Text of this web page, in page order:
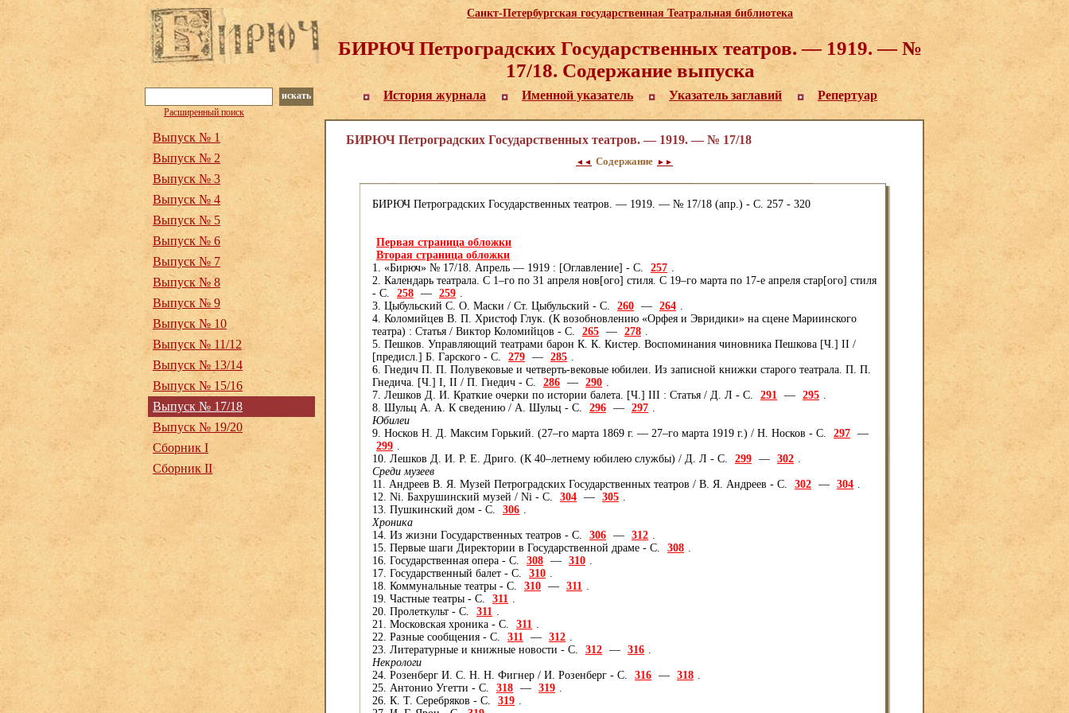
Санкт-Петербургская государственная Театральная библиотека
БИРЮЧ Петроградских Государственных театров. — 1919. — №
17/18. Содержание выпуска
История журнала Именной указатель Указатель заглавий Репертуар
искать
Расширенный поиск
БИРЮЧ Петроградских Государственных театров. — 1919. — № 17/18
◄◄ Содержание ►►
БИРЮЧ Петроградских Государственных театров. — 1919. — № 17/18 (апр.) - С. 257 - 320
Первая страница обложки
Вторая страница обложки
1. «Бирюч» № 17/18. Апрель –– 1919 : [Оглавление] - С.
257 .
2. Календарь театрала. С 1–го по 31 апреля нов[ого] стиля. С 19–го марта по 17-е апреля стар[ого] стиля
- С.
258 — 259 .
3. Цыбульский С. О. Маски / Ст. Цыбульский - С.
260 — 264 .
4. Коломийцев В. П. Христоф Глук. (К возобновлению «Орфея и Эвридики» на сцене Мариинского
театра) : Статья / Виктор Коломийцов - С.
265 — 278 .
5. Пешков. Управляющий театрами барон К. К. Кистер. Воспоминания чиновника Пешкова [Ч.] II /
[предисл.] Б. Гарского - С.
279 — 285 .
6. Гнедич П. П. Полувековые и четверть-вековые юбилеи. Из записной книжки старого театрала. П. П.
Гнедича. [Ч.] I, II / П. Гнедич - С.
286 — 290 .
7. Лешков Д. И. Краткие очерки по истории балета. [Ч.] III : Статья / Д. Л - С.
291 — 295 .
8. Шульц А. А. К сведению / А. Шульц - С.
296 — 297 .
Юбилеи
9. Носков Н. Д. Максим Горький. (27–го марта 1869 г. –– 27–го марта 1919 г.) / Н. Носков - С.
297 —
299 .
10. Лешков Д. И. Р. Е. Дриго. (К 40–летнему юбилею службы) / Д. Л - С.
299 — 302 .
Среди музеев
11. Андреев В. Я. Музей Петроградских Государственных театров / В. Я. Андреев - С.
302 — 304 .
12. Ni. Бахрушинский музей / Ni - С.
304 — 305 .
13. Пушкинский дом - С.
306 .
Хроника
14. Из жизни Государственных театров - С.
306 — 312 .
15. Первые шаги Директории в Государственной драме - С.
308 .
16. Государственная опера - С.
308 — 310 .
17. Государственный балет - С.
310 .
18. Коммунальные театры - С.
310 — 311 .
19. Частные театры - С.
311 .
20. Пролеткульт - С.
311 .
21. Московская хроника - С.
311 .
22. Разные сообщения - С.
311 — 312 .
23. Литературные и книжные новости - С.
312 — 316 .
Некрологи
24. Розенберг И. С. Н. Н. Фигнер / И. Розенберг - С.
316 — 318 .
25. Антонио Угетти - С.
318 — 319 .
26. К. Т. Серебряков - С.
319 .
Выпуск № 1
Выпуск № 2
Выпуск № 3
Выпуск № 4
Выпуск № 5
Выпуск № 6
Выпуск № 7
Выпуск № 8
Выпуск № 9
Выпуск № 10
Выпуск № 11/12
Выпуск № 13/14
Выпуск № 15/16
Выпуск № 17/18
Выпуск № 19/20
Сборник I
Сборник II